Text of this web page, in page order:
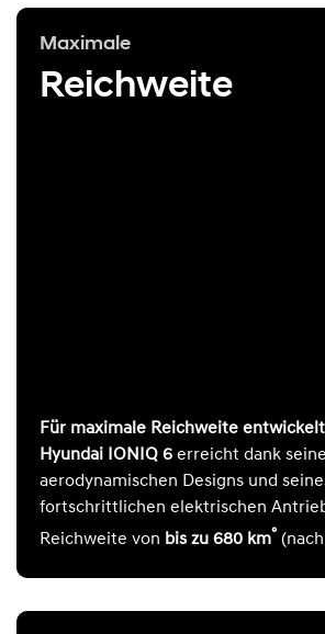
Maximale
Reichweite
Für maximale Reichweite entwickelt
Hyundai IONIQ 6 erreicht dank
aerodynamischen Designs und
fortschrittlichen elektrischen
Reichweite von bis zu 680 km°